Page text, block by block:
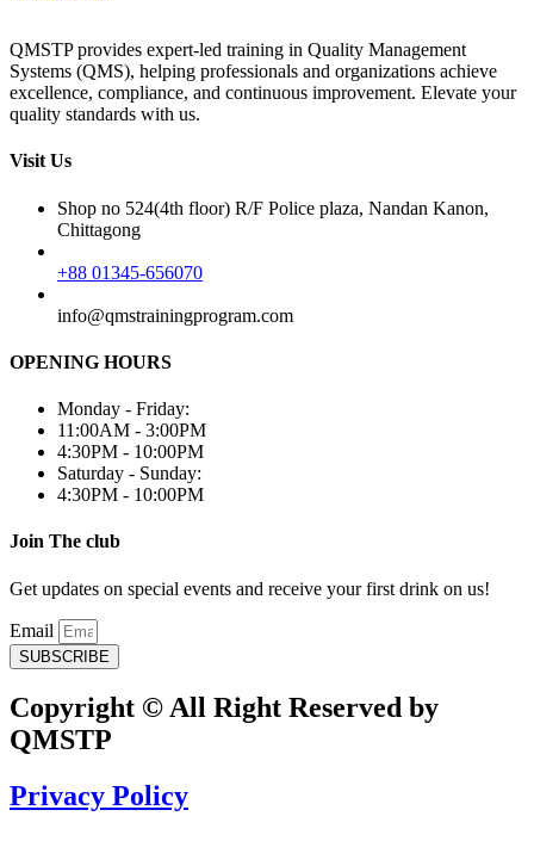
QMSTP provides expert-led training in Quality Management
Systems (QMS), helping professionals and organizations achieve
excellence, compliance, and continuous improvement. Elevate your
quality standards with us.
Visit Us
Shop no 524(4th floor) R/F Police plaza, Nandan Kanon,
Chittagong
+88 01345-656070
info@qmstrainingprogram.com
OPENING HOURS
Monday - Friday:
11:00AM - 3:00PM
4:30PM - 10:00PM
Saturday - Sunday:
4:30PM - 10:00PM
Join The club
Get updates on special events and receive your first drink on us!
Email
SUBSCRIBE
Copyright © All Right Reserved by
QMSTP
Privacy Policy